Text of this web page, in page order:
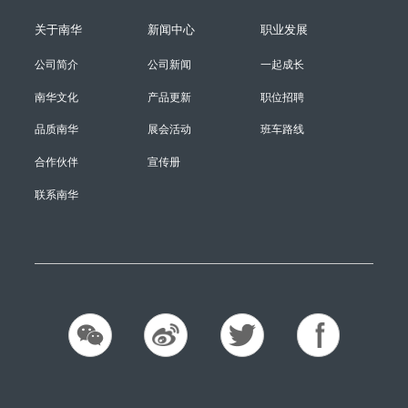
关于南华
公司简介
南华文化
品质南华
合作伙伴
联系南华
新闻中心
公司新闻
产品更新
展会活动
宣传册
职业发展
一起成长
职位招聘
班车路线